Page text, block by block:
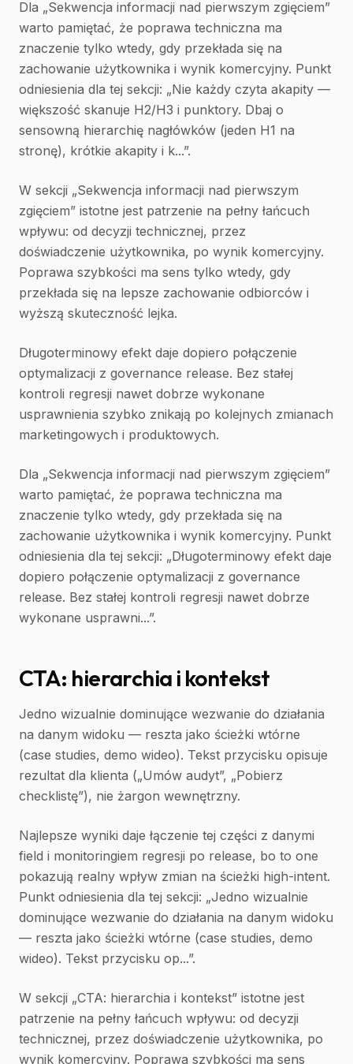
Dla „Sekwencja informacji nad pierwszym zgięciem”
warto pamiętać, że poprawa techniczna ma
znaczenie tylko wtedy, gdy przekłada się na
zachowanie użytkownika i wynik komercyjny. Punkt
odniesienia dla tej sekcji: „Nie każdy czyta akapity —
większość skanuje H2/H3 i punktory. Dbaj o
sensowną hierarchię nagłówków (jeden H1 na
stronę), krótkie akapity i k...”.
W sekcji „Sekwencja informacji nad pierwszym
zgięciem” istotne jest patrzenie na pełny łańcuch
wpływu: od decyzji technicznej, przez
doświadczenie użytkownika, po wynik komercyjny.
Poprawa szybkości ma sens tylko wtedy, gdy
przekłada się na lepsze zachowanie odbiorców i
wyższą skuteczność lejka.
Długoterminowy efekt daje dopiero połączenie
optymalizacji z governance release. Bez stałej
kontroli regresji nawet dobrze wykonane
usprawnienia szybko znikają po kolejnych zmianach
marketingowych i produktowych.
Dla „Sekwencja informacji nad pierwszym zgięciem”
warto pamiętać, że poprawa techniczna ma
znaczenie tylko wtedy, gdy przekłada się na
zachowanie użytkownika i wynik komercyjny. Punkt
odniesienia dla tej sekcji: „Długoterminowy efekt daje
dopiero połączenie optymalizacji z governance
release. Bez stałej kontroli regresji nawet dobrze
wykonane usprawni...”.
CTA: hierarchia i kontekst
Jedno wizualnie dominujące wezwanie do działania
na danym widoku — reszta jako ścieżki wtórne
(case studies, demo wideo). Tekst przycisku opisuje
rezultat dla klienta („Umów audyt”, „Pobierz
checklistę”), nie żargon wewnętrzny.
Najlepsze wyniki daje łączenie tej części z danymi
field i monitoringiem regresji po release, bo to one
pokazują realny wpływ zmian na ścieżki high-intent.
Punkt odniesienia dla tej sekcji: „Jedno wizualnie
dominujące wezwanie do działania na danym widoku
— reszta jako ścieżki wtórne (case studies, demo
wideo). Tekst przycisku op...”.
W sekcji „CTA: hierarchia i kontekst” istotne jest
patrzenie na pełny łańcuch wpływu: od decyzji
technicznej, przez doświadczenie użytkownika, po
wynik komercyjny. Poprawa szybkości ma sens